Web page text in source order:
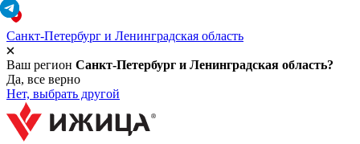
Санкт-Петербург и Ленинградская область
Ваш регион Санкт-Петербург и Ленинградская область?
Да, все верно
Нет, выбрать другой